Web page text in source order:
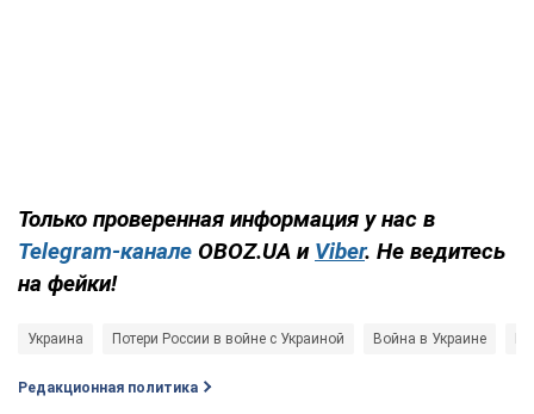
Только проверенная информация у нас в
Telegram-канале OBOZ.UA и Viber. Не ведитесь
на фейки!
Украина Потери России в войне с Украиной Война в Украине
Редакционная политика